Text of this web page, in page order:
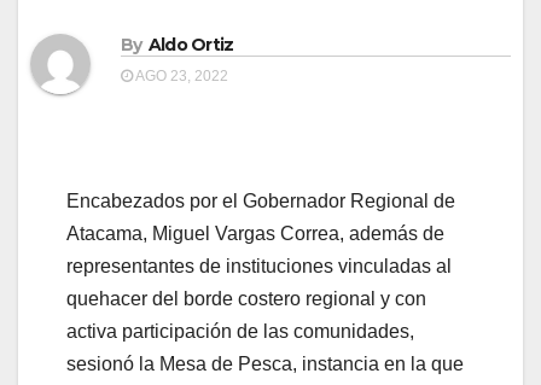
By Aldo Ortiz
AGO 23, 2022
Encabezados por el Gobernador Regional de
Atacama, Miguel Vargas Correa, además de
representantes de instituciones vinculadas al
quehacer del borde costero regional y con
activa participación de las comunidades,
sesionó la Mesa de Pesca, instancia en la que